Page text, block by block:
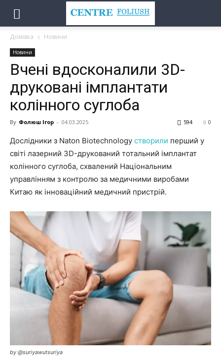
Домівка Новини
Новини
Вчені вдосконалили 3D-
друковані імплантати
колінного суглоба
By Фолюш Ігор - 04.03.2025 0
594
Дослідники з Naton Biotechnology створили перший у
світі лазерний 3D-друкований тотальний імплантат
колінного суглоба, схвалений Національним
управлінням з контролю за медичними виробами
Китаю як інноваційний медичний пристрій.
by @suriyawutsuriya